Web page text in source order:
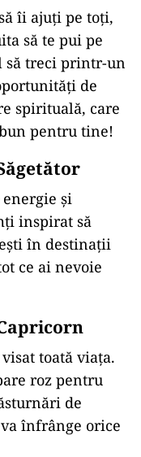
îi ajuți pe toți,
să te pui pe
să treci printr-un
de
spirituală, care
pentru tine!
și
inspirat să
în destinații
ce ai nevoie
toată viața.
roz pentru
de
înfrânge orice